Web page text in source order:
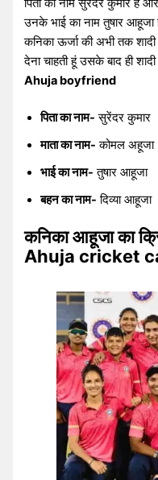
पिता का नाम सुरेंदर कुमार है
उनके भाई का नाम तुषार आहूजा
कनिका ऊर्जा की अभी तक
देना चाहती हूं उसके बाद ही
Ahuja boyfriend
पिता का नाम- सुरेंदर कुमार
माता का नाम- कोमल अहूजा
भाई का नाम- तुषार आहूजा
बहन का नाम- दिव्या आहूजा
कनिका आहूजा का
Ahuja cricket